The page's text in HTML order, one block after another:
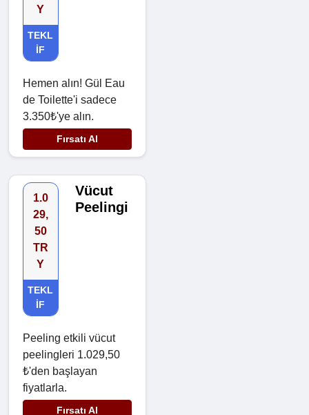
Y
TEKL
IF
Hemen alın! Gül Eau
de Toilette'i sadece
3.350₺'ye alın.
Fırsatı Al
1.0
29,
50
TR
Y
TEKL
IF
Vücut
Peelingi
Peeling etkili vücut
peelingleri 1.029,50
₺'den başlayan
fiyatlarla.
Fırsatı Al